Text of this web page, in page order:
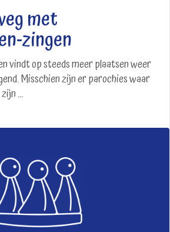
met
zingen
vindt op steeds meer plaatsen weer
Misschien zijn er parochies waar
...